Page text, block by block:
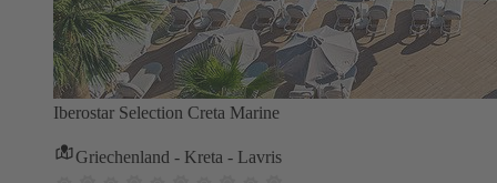
Iberostar Selection Creta Marine
Griechenland - Kreta - Lavris